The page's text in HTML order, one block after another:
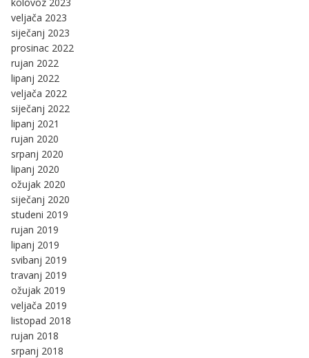
veljača 2023
siječanj 2023
prosinac 2022
rujan 2022
lipanj 2022
veljača 2022
siječanj 2022
lipanj 2021
rujan 2020
srpanj 2020
lipanj 2020
ožujak 2020
siječanj 2020
studeni 2019
rujan 2019
lipanj 2019
svibanj 2019
travanj 2019
ožujak 2019
veljača 2019
listopad 2018
rujan 2018
srpanj 2018